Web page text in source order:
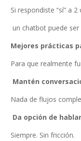
Si respondiste “sí” a
un chatbot puede
Mejores prácticas
Para que realmente
Mantén
Nada de flujos
Da opción de
Siempre. Sin fricción.